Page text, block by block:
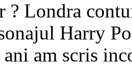
? Londra
Harry
ani am scris